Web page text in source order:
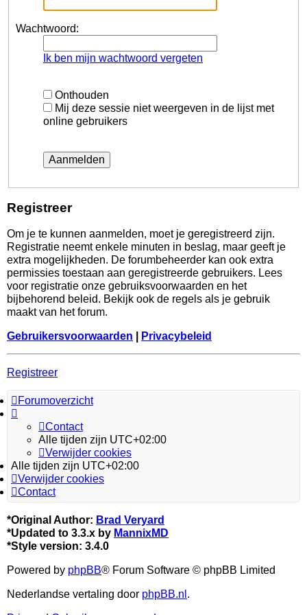
Wachtwoord:
Ik ben mijn wachtwoord vergeten
Onthouden
Mij deze sessie niet weergeven in de lijst met
online gebruikers
Registreer
Om je te kunnen aanmelden, moet je geregistreerd zijn.
Registratie neemt enkele minuten in beslag, maar geeft je
extra mogelijkheden. De forumbeheerder kan ook extra
permissies toestaan aan geregistreerde gebruikers. Lees
voor registratie onze gebruiksvoorwaarden en het
bijbehorend beleid. Bekijk ook de regels als je gebruik
maakt van het forum.
Gebruikersvoorwaarden Privacybeleid
Registreer
Forumoverzicht
Contact
Alle tijden zijn UTC+02:00
Verwijder cookies
Alle tijden zijn UTC+02:00
Verwijder cookies
Contact
*Original Author: Brad Veryard
*Updated to 3.3.x by MannixMD
*Style version: 3.4.0
Powered by phpBB® Forum Software © phpBB Limited
Nederlandse vertaling door phpBB.nl .